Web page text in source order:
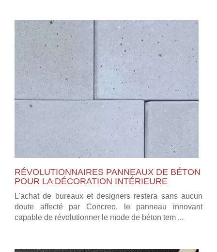
RÉVOLUTIONNAIRES PANNEAUX DE BÉTON
POUR LA DÉCORATION INTÉRIEURE
L'achat de bureaux et designers restera sans aucun
doute affecté par Concreo, le panneau innovant
capable de révolutionner le mode de béton tem ...